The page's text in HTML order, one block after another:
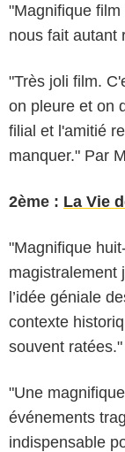
"Magnifique
nous fait autant
"Très joli film.
on pleure et on
filial et l'amitié
manquer." Par
2ème : La Vie
"Magnifique
magistralement
l’idée géniale
contexte
souvent
"Une
événements
indispensable